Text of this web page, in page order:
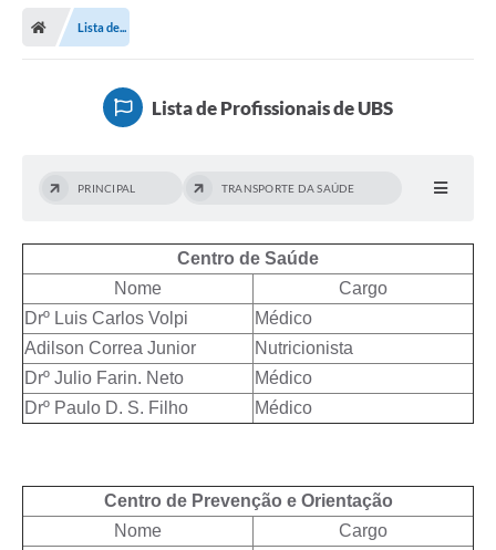
Lista de...
Lista de Profissionais de UBS
PRINCIPAL TRANSPORTE DA SAÚDE
Centro de Saúde
Nome
Cargo
Drº Luis Carlos Volpi
Médico
Adilson Correa Junior
Nutricionista
Drº Julio Farin. Neto
Médico
Drº Paulo D. S. Filho
Médico
Centro de Prevenção e Orientação
Nome
Cargo